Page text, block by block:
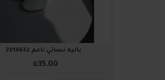
باليه نسائي ناعم 2016632
₪35.00